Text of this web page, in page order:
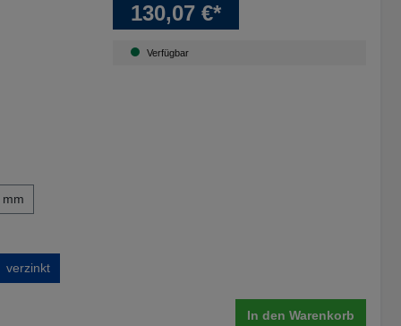
verzinkt
130,07 €*
Verfügbar
In den Warenkorb